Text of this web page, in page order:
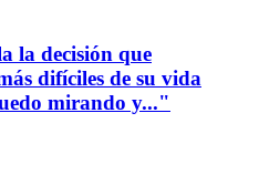
la decisión que
difíciles de su vida
mirando y..."